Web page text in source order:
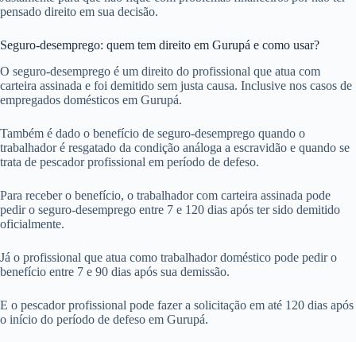
pensado direito em sua decisão.
Seguro-desemprego: quem tem direito em Gurupá e como usar?
O seguro-desemprego é um direito do profissional que atua com
carteira assinada e foi demitido sem justa causa. Inclusive nos casos de
empregados domésticos em Gurupá.
Também é dado o benefício de seguro-desemprego quando o
trabalhador é resgatado da condição análoga a escravidão e quando se
trata de pescador profissional em período de defeso.
Para receber o benefício, o trabalhador com carteira assinada pode
pedir o seguro-desemprego entre 7 e 120 dias após ter sido demitido
oficialmente.
Já o profissional que atua como trabalhador doméstico pode pedir o
benefício entre 7 e 90 dias após sua demissão.
E o pescador profissional pode fazer a solicitação em até 120 dias após
o início do período de defeso em Gurupá.